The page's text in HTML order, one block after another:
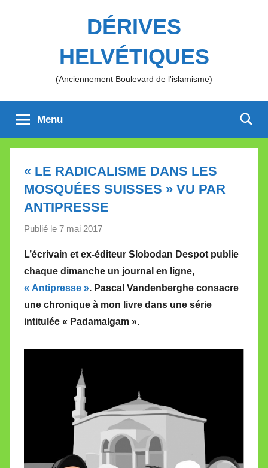
DÉRIVES
HELVÉTIQUES
(Anciennement Boulevard de l'islamisme)
Menu
« LE RADICALISME DANS LES
MOSQUÉES SUISSES » VU PAR
ANTIPRESSE
Publié le 7 mai 2017
r
M
i
r
e
a
l
e
L’écrivain et ex-éditeur Slobodan Despot publie
chaque dimanche un journal en ligne,
« Antipresse ». Pascal Vandenberghe consacre
une chronique à mon livre dans une série
intitulée « Padamalgam ».